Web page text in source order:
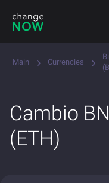
Main Currencies
Cambio
(ETH)